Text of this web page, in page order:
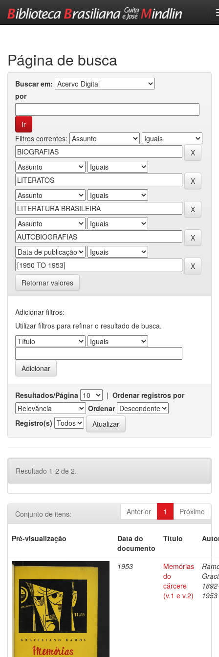
Página de busca
Buscar em:
por
Filtros correntes:
Retornar valores
Adicionar filtros:
Utilizar filtros para refinar o resultado de busca.
Resultados/Página | Ordenar registros por
Ordenar
Registro(s)
Resultado 1-2 de 2.
Anterior 1 Próximo
Conjunto de itens:
Pré-visualização
Data do
documento
Título
1953
Memórias
do
cárcere
(v.1 e v.2)
1953